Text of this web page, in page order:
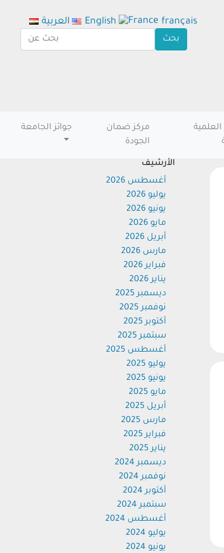
مركز ضمان
الجودة
جوائز الجامعة
الأرشيف
أغسطس 2026
يوليو 2026
يونيو 2026
مايو 2026
أبريل 2026
مارس 2026
فبراير 2026
يناير 2026
ديسمبر 2025
نوفمبر 2025
أكتوبر 2025
سبتمبر 2025
أغسطس 2025
يوليو 2025
يونيو 2025
مايو 2025
أبريل 2025
مارس 2025
فبراير 2025
يناير 2025
ديسمبر 2024
نوفمبر 2024
أكتوبر 2024
سبتمبر 2024
أغسطس 2024
يوليو 2024
يونيو 2024
العربية English français